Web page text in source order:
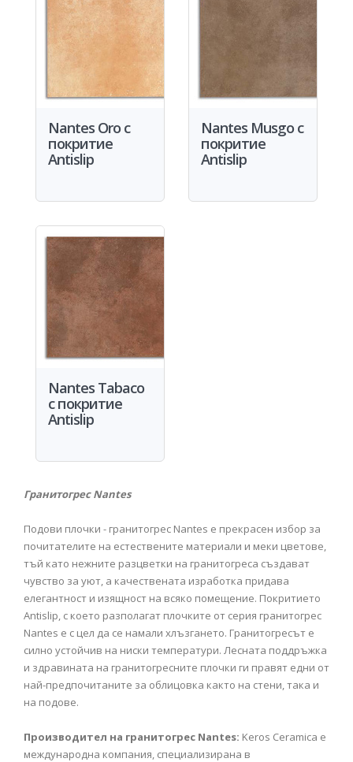
Nantes Oro с
покритие
Antislip
Nantes Musgo с
покритие
Antislip
Nantes Tabaco
с покритие
Antislip
Гранитогрес Nantes
Подови плочки - гранитогрес Nantes е прекрасен избор за
почитателите на естествените материали и меки цветове,
тъй като нежните разцветки на гранитогреса създават
чувство за уют, а качествената изработка придава
елегантност и изящност на всяко помещение. Покритието
Antislip, с което разполагат плочките от серия гранитогрес
Nantes е с цел да се намали хлъзгането. Гранитогресът е
силно устойчив на ниски температури. Лесната поддръжка
и здравината на гранитогресните плочки ги правят едни от
най-предпочитаните за облицовка както на стени, така и
на подове.
Производител на гранитогрес Nantes: Keros Ceramica е
международна компания, специализирана в